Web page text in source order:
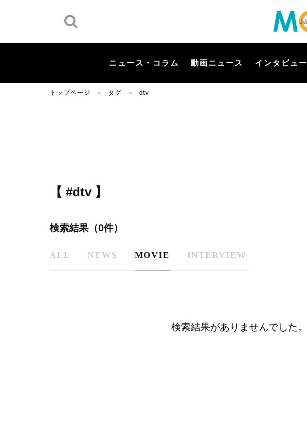
ニュース・コラム 動画ニュース インタビュー
トップページ ＞ タグ ＞ dtv
【 #dtv 】
検索結果（0件）
ALL NEWS MOVIE INTERVIEW
検索結果がありませんでした。